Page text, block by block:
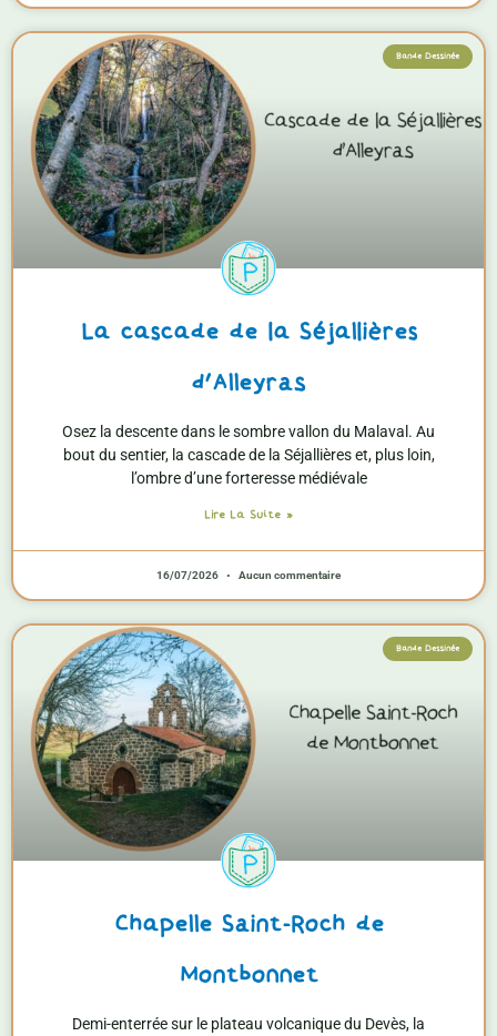
Bande Dessinée
La cascade de la Séjallières
d’Alleyras
Osez la descente dans le sombre vallon du Malaval. Au
bout du sentier, la cascade de la Séjallières et, plus loin,
l’ombre d’une forteresse médiévale
Lire La Suite »
16/07/2026 Aucun commentaire
Bande Dessinée
Chapelle Saint-Roch de
Montbonnet
Demi-enterrée sur le plateau volcanique du Devès, la